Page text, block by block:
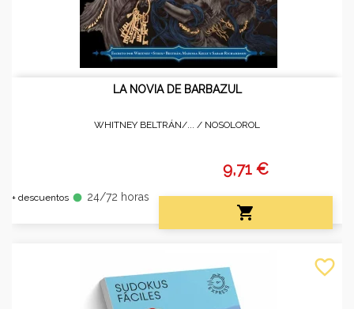
LA NOVIA DE BARBAZUL
WHITNEY BELTRÁN/... / NOSOLOROL
+ descuentos fiber_manual_record 24/72 horas
9,71 €

favorite_border